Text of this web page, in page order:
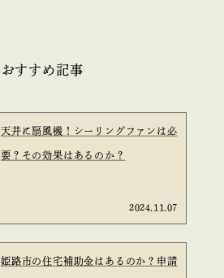
おすすめ記事
天井に扇風機！シーリングファンは必
要？その効果はあるのか？
2024.11.07
姫路市の住宅補助金はあるのか？申請